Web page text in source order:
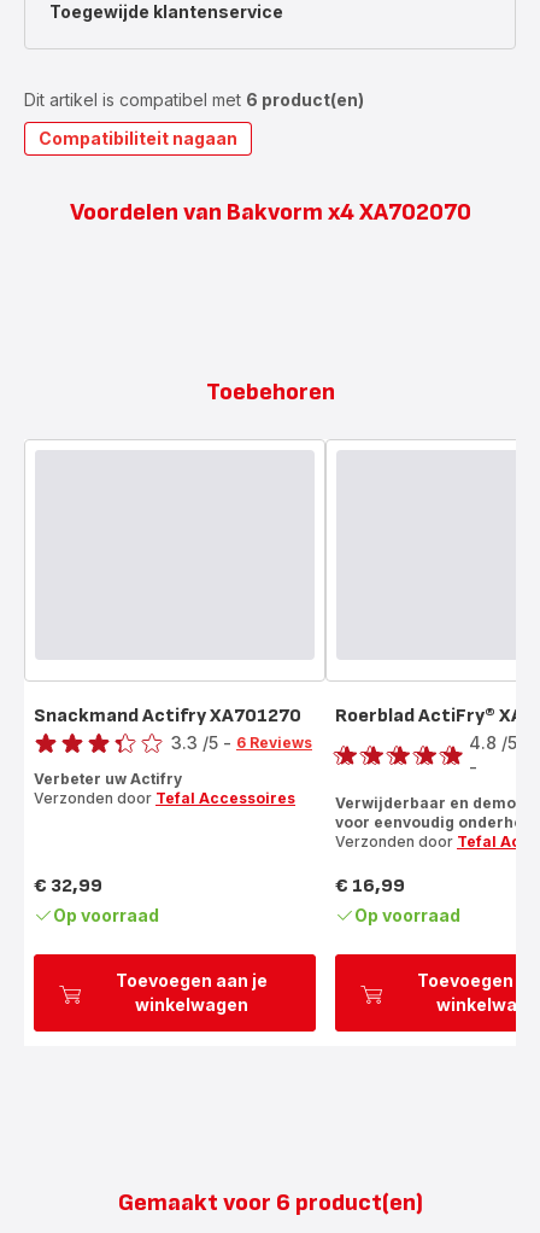
Toegewijde klantenservice
Dit artikel is compatibel met 6 product(en)
Compatibiliteit nagaan
Voordelen van Bakvorm x4 XA702070
Toebehoren
Toevoegen aan je
winkelwagen
Snackmand Actifry XA701270
Score
3.3 /5 - 6 Reviews
Verbeter uw Actifry
Verzonden door Tefal Accessoires
Prijs
€ 32,99
Op voorraad
Toevoegen
Roerblad ActiFry®
Score
4.8 /5
-
Verwijderbaar en
voor eenvoudig
Verzonden door Tefal
Prijs
€ 16,99
Op voorraad
Gemaakt voor 6 product(en)